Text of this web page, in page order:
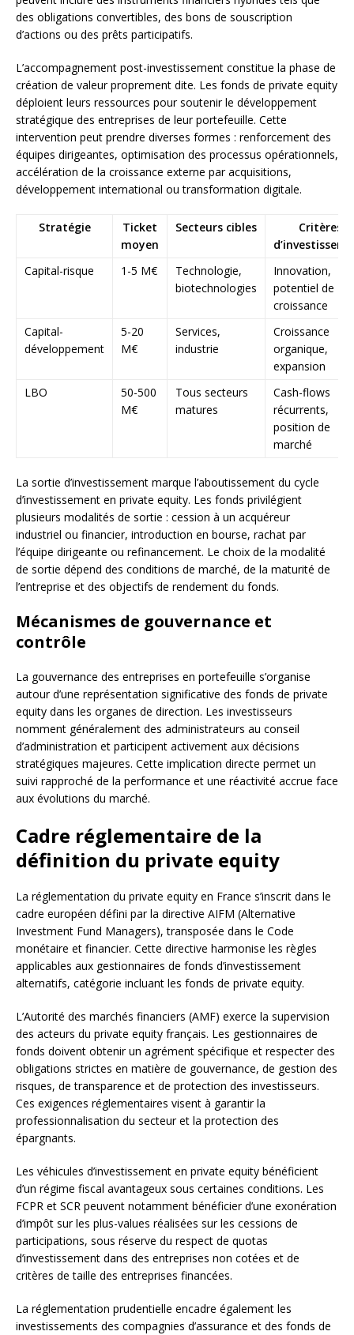
des obligations convertibles, des bons de souscription
d’actions ou des prêts participatifs.
L’accompagnement post-investissement constitue la phase de
création de valeur proprement dite. Les fonds de private equity
déploient leurs ressources pour soutenir le développement
stratégique des entreprises de leur portefeuille. Cette
intervention peut prendre diverses formes : renforcement des
équipes dirigeantes, optimisation des processus opérationnels,
accélération de la croissance externe par acquisitions,
développement international ou transformation digitale.
Stratégie
Ticket
moyen
Secteurs cibles
Critères
Capital-risque
1-5 M€
Technologie,
biotechnologies
Innovation,
potentiel de
croissance
Capital-
développement
5-20
M€
Services,
industrie
Croissance
organique,
expansion
LBO
50-500
M€
Tous secteurs
matures
Cash-flows
récurrents,
position de
marché
La sortie d’investissement marque l’aboutissement du cycle
d’investissement en private equity. Les fonds privilégient
plusieurs modalités de sortie : cession à un acquéreur
industriel ou financier, introduction en bourse, rachat par
l’équipe dirigeante ou refinancement. Le choix de la modalité
de sortie dépend des conditions de marché, de la maturité de
l’entreprise et des objectifs de rendement du fonds.
Mécanismes de gouvernance et
contrôle
La gouvernance des entreprises en portefeuille s’organise
autour d’une représentation significative des fonds de private
equity dans les organes de direction. Les investisseurs
nomment généralement des administrateurs au conseil
d’administration et participent activement aux décisions
stratégiques majeures. Cette implication directe permet un
suivi rapproché de la performance et une réactivité accrue face
aux évolutions du marché.
Cadre réglementaire de la
définition du private equity
La réglementation du private equity en France s’inscrit dans le
cadre européen défini par la directive AIFM (Alternative
Investment Fund Managers), transposée dans le Code
monétaire et financier. Cette directive harmonise les règles
applicables aux gestionnaires de fonds d’investissement
alternatifs, catégorie incluant les fonds de private equity.
L’Autorité des marchés financiers (AMF) exerce la supervision
des acteurs du private equity français. Les gestionnaires de
fonds doivent obtenir un agrément spécifique et respecter des
obligations strictes en matière de gouvernance, de gestion des
risques, de transparence et de protection des investisseurs.
Ces exigences réglementaires visent à garantir la
professionnalisation du secteur et la protection des
épargnants.
Les véhicules d’investissement en private equity bénéficient
d’un régime fiscal avantageux sous certaines conditions. Les
FCPR et SCR peuvent notamment bénéficier d’une exonération
d’impôt sur les plus-values réalisées sur les cessions de
participations, sous réserve du respect de quotas
d’investissement dans des entreprises non cotées et de
critères de taille des entreprises financées.
La réglementation prudentielle encadre également les
investissements des compagnies d’assurance et des fonds de